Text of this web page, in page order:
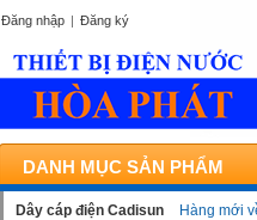
Đăng nhập | Đăng ký
DANH MỤC SẢN PHẨM
Dây cáp điện Cadisun Hàng mới